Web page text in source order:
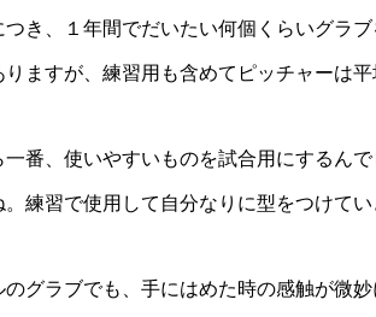
き、１年間でだいたい何個くらいグラブ
ますが、練習用も含めてピッチャーは
番、使いやすいものを試合用にするんで
練習で使用して自分なりに型をつけて
グラブでも、手にはめた時の感触が微妙